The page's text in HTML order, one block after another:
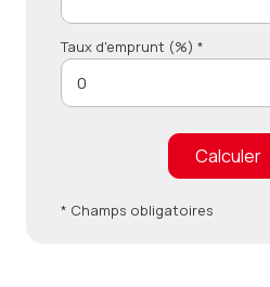
Taux d'emprunt (%) *
Calculer
* Champs obligatoires